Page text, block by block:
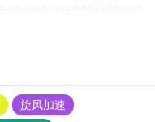
旋风加速